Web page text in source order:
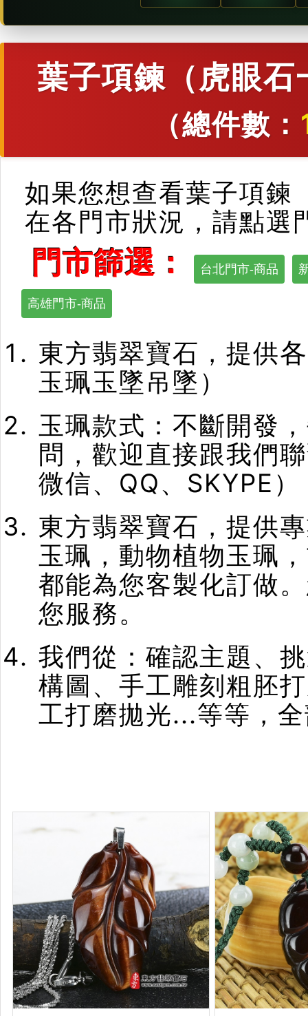
葉子項鍊（虎眼
（總件數：
如果您想查看葉子項鍊
在各門市狀況，請點選
門市篩選： 台北門市-商品
高雄門市-商品
東方翡翠寶石，提供
玉珮玉墜吊墜）
玉珮款式：不斷開發
問，歡迎直接跟我們
微信、QQ、SKYPE）
東方翡翠寶石，提供
玉珮，動物植物玉珮
都能為您客製化訂做
您服務。
我們從：確認主題、
構圖、手工雕刻粗胚
工打磨拋光...等等，